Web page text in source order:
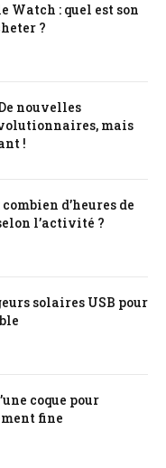
Watch : quel est son
?
nouvelles
mais
!
d’heures de
l’activité ?
solaires USB pour
coque pour
fine